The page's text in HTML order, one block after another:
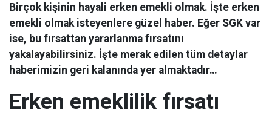
Birçok kişinin hayali erken emekli olmak. İşte erken
emekli olmak isteyenlere güzel haber. Eğer SGK var
ise, bu fırsattan yararlanma fırsatını
yakalayabilirsiniz. İşte merak edilen tüm detaylar
haberimizin geri kalanında yer almaktadır…
Erken emeklilik fırsatı